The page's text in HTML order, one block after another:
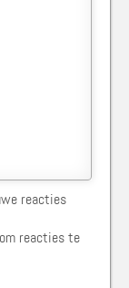
reacties
reacties te